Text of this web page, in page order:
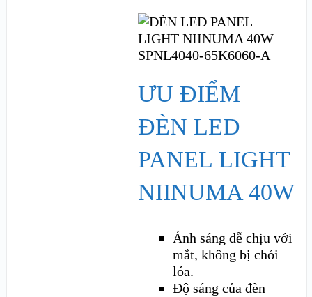
ƯU ĐIỂM
ĐÈN LED
PANEL LIGHT
NIINUMA 40W
Ánh sáng dễ chịu với
mắt, không bị chói
lóa.
Độ sáng của đèn